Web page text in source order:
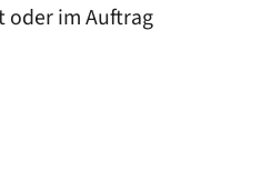
oder im Auftrag